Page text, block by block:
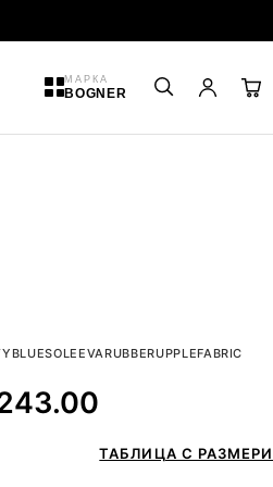
МАРКА
BOGNER
ТАБЛИЦА С РАЗМЕРИ